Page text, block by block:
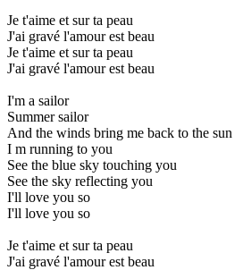
Je t'aime et sur ta peau
J'ai gravé l'amour est beau
Je t'aime et sur ta peau
J'ai gravé l'amour est beau
I'm a sailor
Summer sailor
And the winds bring me back to the sun
I m running to you
See the blue sky touching you
See the sky reflecting you
I'll love you so
I'll love you so
Je t'aime et sur ta peau
J'ai gravé l'amour est beau